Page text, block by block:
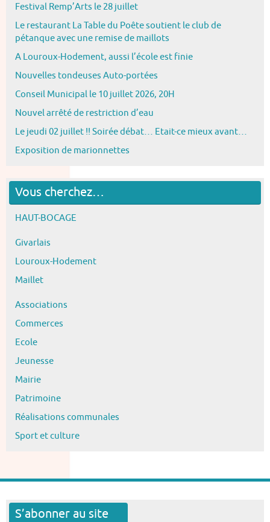
Festival Remp’Arts le 28 juillet
Le restaurant La Table du Poête soutient le club de
pétanque avec une remise de maillots
A Louroux-Hodement, aussi l’école est finie
Nouvelles tondeuses Auto-portées
Conseil Municipal le 10 juillet 2026, 20H
Nouvel arrêté de restriction d’eau
Le jeudi 02 juillet !! Soirée débat… Etait-ce mieux avant…
Exposition de marionnettes
Vous cherchez…
HAUT-BOCAGE
Givarlais
Louroux-Hodement
Maillet
Associations
Commerces
Ecole
Jeunesse
Mairie
Patrimoine
Réalisations communales
Sport et culture
S’abonner au site